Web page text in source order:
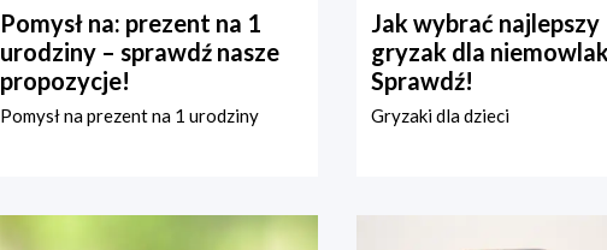
Pomysł na: prezent na 1
urodziny – sprawdź nasze
propozycje!
Pomysł na prezent na 1 urodziny
Jak wybrać najlepszy
gryzak dla
Sprawdź!
Gryzaki dla dzieci